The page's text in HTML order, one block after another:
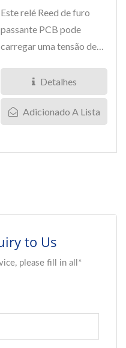
Este relé Reed de furo
passante PCB pode
carregar uma tensão de
corrente...Detalhes
Adicionado A Lista